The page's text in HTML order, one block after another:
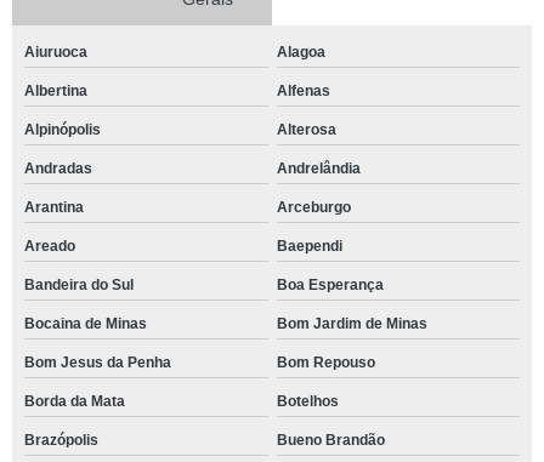
Aiuruoca Alagoa
Albertina Alfenas
Alpinópolis Alterosa
Andradas Andrelândia
Arantina Arceburgo
Areado Baependi
Bandeira do Sul Boa Esperança
Bocaina de Minas Bom Jardim de Minas
Bom Jesus da Penha Bom Repouso
Borda da Mata Botelhos
Brazópolis Bueno Brandão